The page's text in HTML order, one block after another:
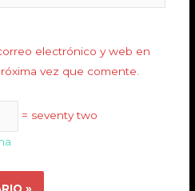
electrónico y web en
vez que comente.
= seventy two